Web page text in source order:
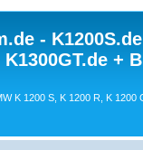
-
K1300GT.de +
K 1200 S, K 1200 R, K 1200